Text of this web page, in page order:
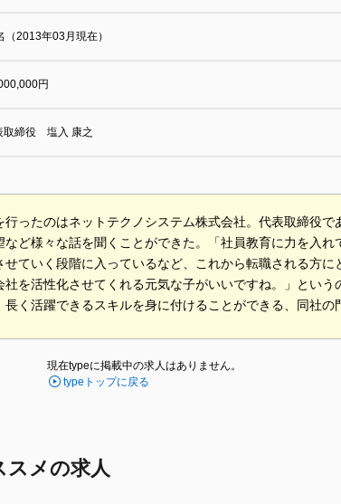
（2013年03月現在）
円
取締役 塩入 康之
行ったのはネットテクノシステム株式会社。代表取締役
など様々な話を聞くことができた。「社員教育に力を入
せていく段階に入っているなど、これから転職される方
社を活性化させてくれる元気な子がいいですね。」とい
長く活躍できるスキルを身に付けることができる、同社の
現在typeに掲載中の求人はありません。
typeトップに戻る
スメの求人